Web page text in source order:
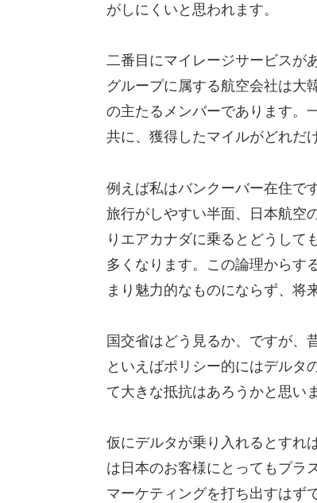
がしにくいと思われます。
二番目にマイレージサービスが
グループに属する航空会社は大
の主たるメンバーであります。
共に、獲得したマイルがどれだ
例えば私はバンクーバー在住で
旅行がしやすい半面、日本航空
りエアカナダに乗るとどうして
多くなります。この論理からす
まり魅力的なものにならず、将
国交省はどう見るか、ですが、
といえばポリシー的にはデルタ
て大きな抵抗はあろうかと思い
仮にデルタが乗り入れるとすれ
は日本のお客様にとってもプラ
マーケティングを打ち出すはず